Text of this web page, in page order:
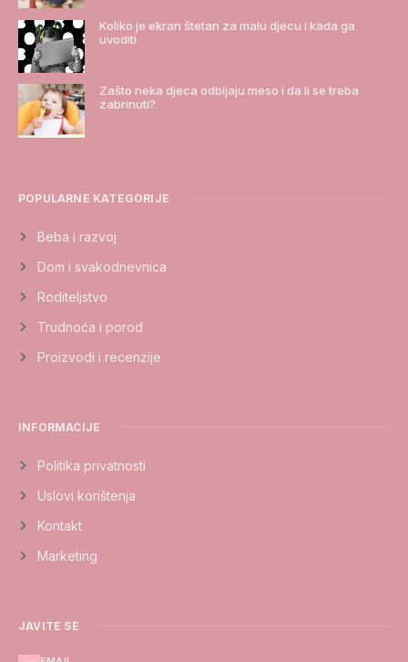
Koliko je ekran štetan za malu djecu i kada ga
uvoditi
Zašto neka djeca odbijaju meso i da li se treba
zabrinuti?
POPULARNE KATEGORIJE
Beba i razvoj
Dom i svakodnevnica
Roditeljstvo
Trudnoća i porod
Proizvodi i recenzije
INFORMACIJE
Politika privatnosti
Uslovi korištenja
Kontakt
Marketing
JAVITE SE